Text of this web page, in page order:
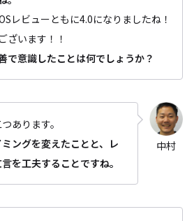
レビューともに4.0になりましたね！
ざいます！！
で意識したことは何でしょうか？
あります。
ングを変えたことと、レ
を工夫することですね。
中村